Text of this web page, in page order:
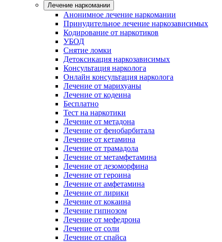
Лечение наркомании
Анонимное лечение наркомании
Принудительное лечение наркозависимых
Кодирование от наркотиков
УБОД
Снятие ломки
Детоксикация наркозависимых
Консультация нарколога
Онлайн консультация нарколога
Лечение от марихуаны
Лечение от кодеина
Бесплатно
Тест на наркотики
Лечение от метадона
Лечение от фенобарбитала
Лечение от кетамина
Лечение от трамадола
Лечение от метамфетамина
Лечение от дезоморфина
Лечение от героина
Лечение от амфетамина
Лечение от лирики
Лечение от кокаина
Лечение гипнозом
Лечение от мефедрона
Лечение от соли
Лечение от спайса